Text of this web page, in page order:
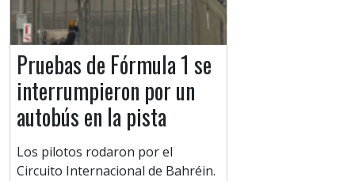
Pruebas de Fórmula 1 se
interrumpieron por un
autobús en la pista
Los pilotos rodaron por el
Circuito Internacional de Bahréin.